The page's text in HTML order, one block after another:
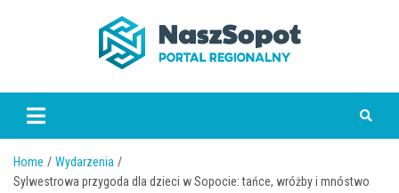
www.naszsopot.pl
Home
Wydarzenia
Sylwestrowa przygoda dla dzieci w Sopocie: tańce, wróżby i mnóstwo